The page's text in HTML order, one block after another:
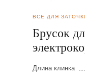
ВСЁ ДЛЯ
Брусок
Длина клинка